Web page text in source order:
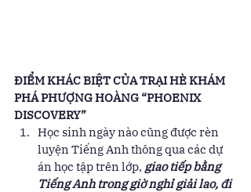
ĐIỂM KHÁC BIỆT CỦA TRẠI HÈ KHÁM
PHÁ PHƯỢNG HOÀNG “PHOENIX
DISCOVERY”
Học sinh ngày nào cũng được rèn
luyện Tiếng Anh thông qua các dự
án học tập trên lớp, giao tiếp bằng
Tiếng Anh trong giờ nghỉ giải lao, đi